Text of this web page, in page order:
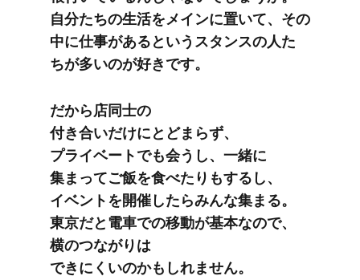
自分たちの​生活を​メインに​置いて、​その​
中に​仕事が​あると​いう​スタンスの​人た​
ちが​多いのが​好きです。
だから​店同士の​
付き合いだけにとどまらず、​
プライベートでも​会うし、​一緒に​
集まって​ご飯を​食べたりも​するし、​
イベントを​開催したら​みんな​集まる。​
東京だと​電車での​移動が​基本なので、​
横の​つながりは​
できにくいのかもしれません。​